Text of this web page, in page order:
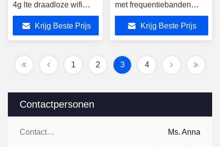
Contactpersonen
Contactpersonen: Ms. Anna
4g lte draadloze wifi
routers Pocket wifi
modemKrijg Beste Prijs
met frequentiebanden
B1/B3/B5/B8/B34/B38/B39/
Krijg Beste Prijs
1 2 3 4